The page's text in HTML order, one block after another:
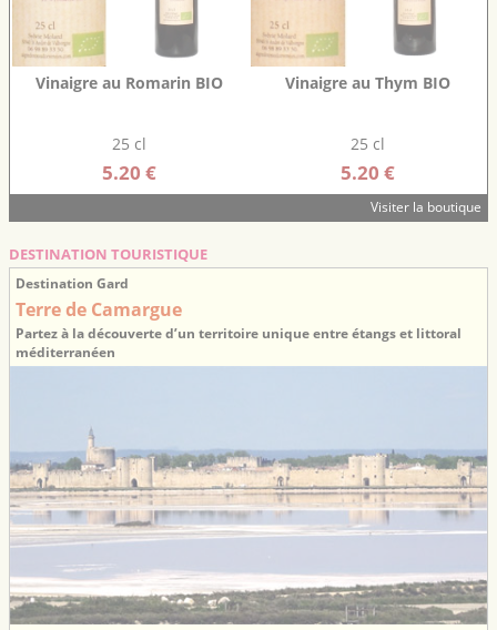
Vinaigre au Romarin BIO
25 cl
5.20 €
Vinaigre au Thym BIO
25 cl
5.20 €
Visiter la boutique
DESTINATION TOURISTIQUE
Destination Gard
Terre de Camargue
Partez à la découverte d’un territoire unique entre étangs et littoral
méditerranéen